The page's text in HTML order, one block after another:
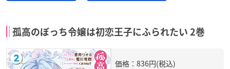
孤高のぼっち令嬢は初恋王子にふられたい 2巻
価格：836円(税込)